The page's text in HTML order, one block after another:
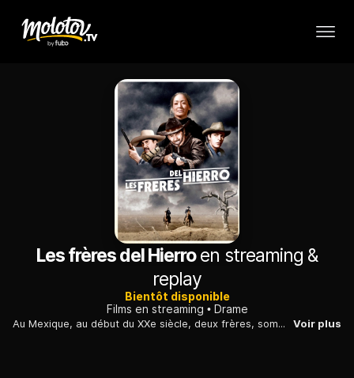
Les frères del Hierroen streaming &
replay
Bientôt disponible
Films en streaming
Drame
Au Mexique, au début du XXe siècle, deux frères, sommés par leur mère de venger la mort de leur père, se retrouvent entraînés dans une série de meurtres. Voir plus